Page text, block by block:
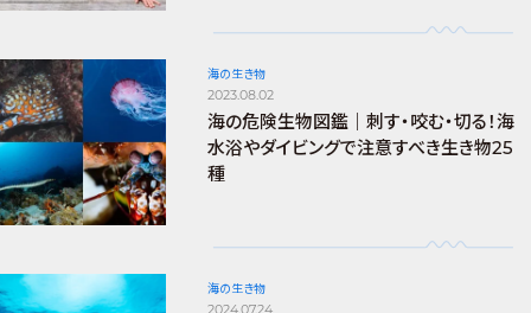
海の生き物
2023.08.02
海の危険生物図鑑｜刺す・咬む・切る！海
水浴やダイビングで注意すべき生き物25
種
海の生き物
2024.07.24